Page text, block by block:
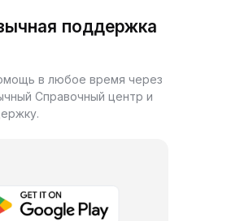
поддержка
в любое время через
Справочный центр и